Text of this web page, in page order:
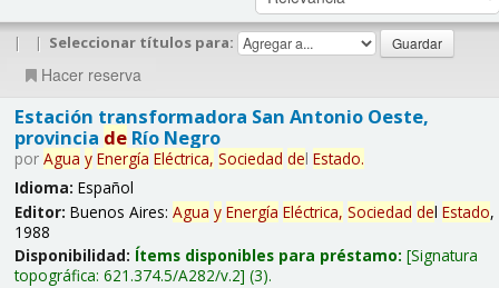
| | Seleccionar títulos para:
Hacer reserva
Estación transformadora San Antonio Oeste,
provincia deRío Negro
por Agua y Energía Eléctrica, Sociedad del Estado.
Idioma: Español
Editor: Buenos Aires: Agua y Energía Eléctrica, Sociedad del Estado,
1988
Disponibilidad: Ítems disponibles para préstamo: Signatura
topográfica: 621.374.5/A282/v.2 (3).